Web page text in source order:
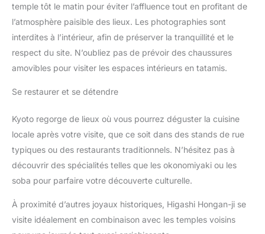
temple tôt le matin pour éviter l’affluence tout en profitant de
l’atmosphère paisible des lieux. Les photographies sont
interdites à l’intérieur, afin de préserver la tranquillité et le
respect du site. N’oubliez pas de prévoir des chaussures
amovibles pour visiter les espaces intérieurs en tatamis.
Se restaurer et se détendre
Kyoto regorge de lieux où vous pourrez déguster la cuisine
locale après votre visite, que ce soit dans des stands de rue
typiques ou des restaurants traditionnels. N’hésitez pas à
découvrir des spécialités telles que les okonomiyaki ou les
soba pour parfaire votre découverte culturelle.
À proximité d’autres joyaux historiques, Higashi Hongan-ji se
visite idéalement en combinaison avec les temples voisins